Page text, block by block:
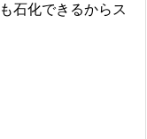
石化できるからス